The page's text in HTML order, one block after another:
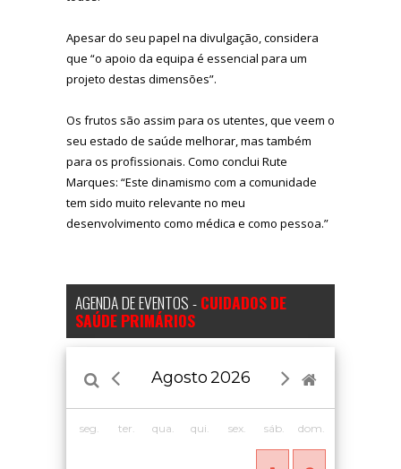
Apesar do seu papel na divulgação, considera
que “o apoio da equipa é essencial para um
projeto destas dimensões”.
Os frutos são assim para os utentes, que veem o
seu estado de saúde melhorar, mas também
para os profissionais. Como conclui Rute
Marques: “Este dinamismo com a comunidade
tem sido muito relevante no meu
desenvolvimento como médica e como pessoa.”
AGENDA DE EVENTOS -CUIDADOS DE
SAÚDE PRIMÁRIOS
Agosto2026
seg. ter. qua. qui. sex. sáb. dom.